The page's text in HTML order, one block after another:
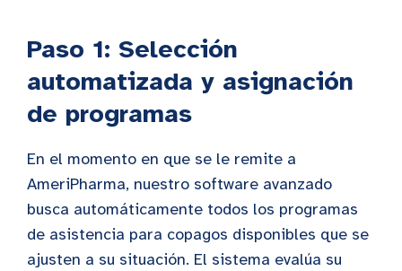
Paso 1: Selección
automatizada y asignación
de programas
En el momento en que se le remite a
AmeriPharma, nuestro software avanzado
busca automáticamente todos los programas
de asistencia para copagos disponibles que se
ajusten a su situación. El sistema evalúa su